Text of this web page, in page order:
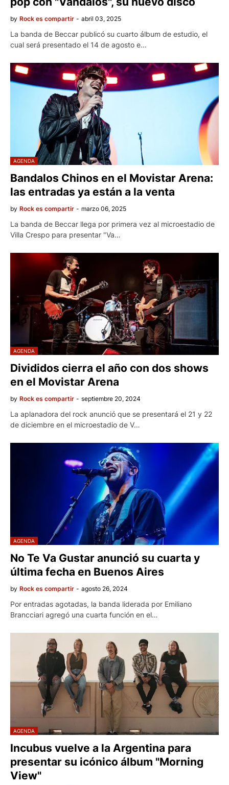
by Rock es compartir - abril 03, 2025
La banda de Beccar publicó su cuarto álbum de estudio, el
cual será presentado el 14 de agosto e…
AGENDA
Bandalos Chinos en el Movistar Arena:
las entradas ya están a la venta
by Rock es compartir - marzo 06, 2025
La banda de Beccar llega por primera vez al microestadio de
Villa Crespo para presentar "Va…
AGENDA
Divididos cierra el año con dos shows
en el Movistar Arena
by Rock es compartir - septiembre 20, 2024
La aplanadora del rock anunció que se presentará el 21 y 22
de diciembre en el microestadio de V…
AGENDA
No Te Va Gustar anunció su cuarta y
última fecha en Buenos Aires
by Rock es compartir - agosto 26, 2024
Por entradas agotadas, la banda liderada por Emiliano
Brancciari agregó una cuarta función en el…
AGENDA
Incubus vuelve a la Argentina para
presentar su icónico álbum "Morning
View"